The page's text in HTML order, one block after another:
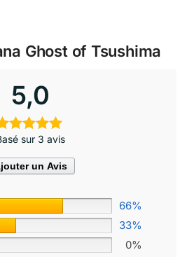
Ghost of Tsushima
5,0
sur 3 avis
un Avis
66%
33%
0%